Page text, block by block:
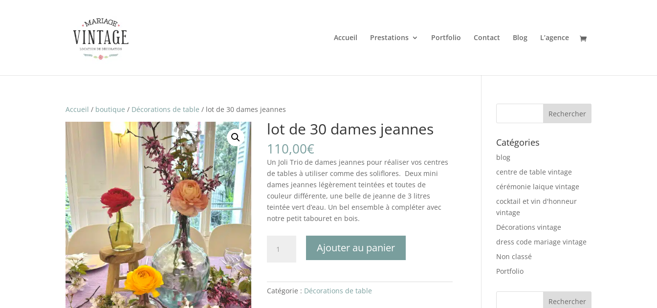
Accueil Prestations Portfolio Contact Blog L’agence
Accueil / boutique / Décorations de table / lot de 30 dames jeannes
lot de 30 dames jeannes
110,00€
Un Joli Trio de dames jeannes pour réaliser vos centres
de tables à utiliser comme des soliflores. Deux mini
dames jeannes légèrement teintées et toutes de
couleur différente, une belle de jeanne de 3 litres
teintée vert d’eau. Un bel ensemble à compléter avec
notre petit tabouret en bois.
dames
Ajouter au panier
Catégorie : Décorations de table
Catégories
blog
centre de table vintage
cérémonie laique vintage
cocktail et vin d'honneur
vintage
Décorations vintage
dress code mariage vintage
Non classé
Portfolio